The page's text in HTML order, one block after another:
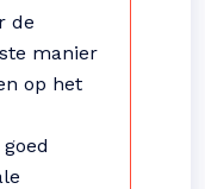
de
manier
op het